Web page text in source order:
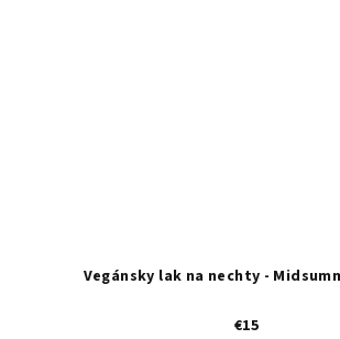
Vegánsky lak na nechty -
€15